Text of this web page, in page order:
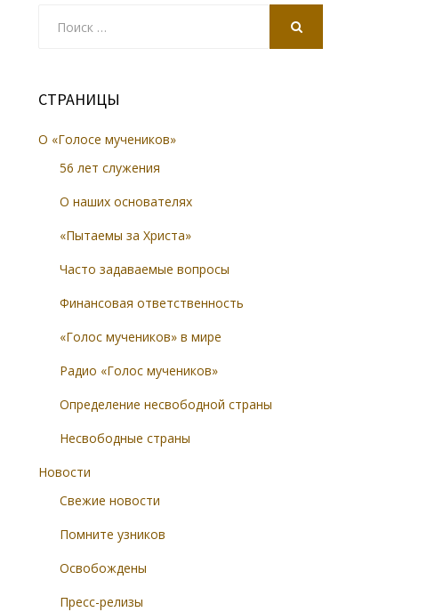
СТРАНИЦЫ
О «Голосе мучеников»
56 лет служения
О наших основателях
«Пытаемы за Христа»
Часто задаваемые вопросы
Финансовая ответственность
«Голос мучеников» в мире
Радио «Голос мучеников»
Определение несвободной страны
Несвободные страны
Новости
Свежие новости
Помните узников
Освобождены
Пресс-релизы